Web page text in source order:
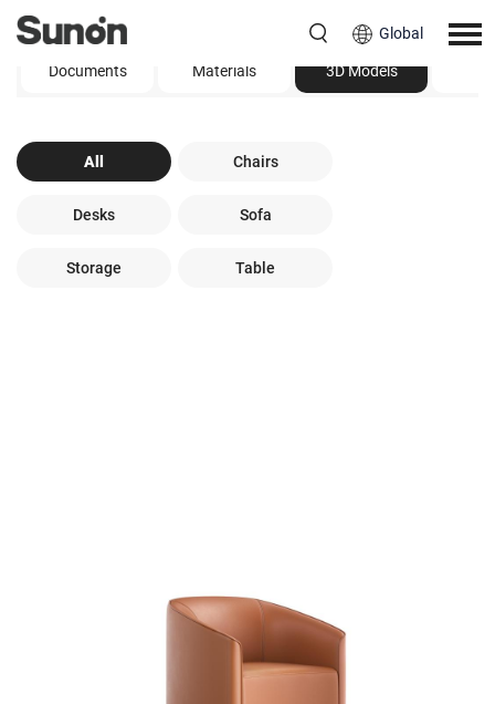
Global
Documents Materials 3D Models
All Chairs
Desks Sofa
Storage Table